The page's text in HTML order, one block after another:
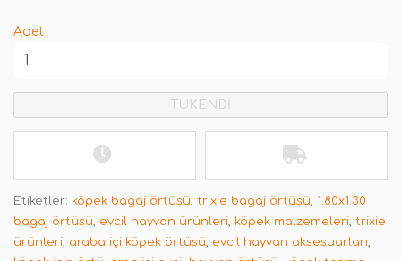
Adet
TÜKENDİ
Etiketler: köpek bagaj örtüsü, trixie bagaj örtüsü, 1.80x1.30
bagaj örtüsü, evcil hayvan ürünleri, köpek malzemeleri, trixie
ürünleri, araba içi köpek örtüsü, evcil hayvan aksesuarları,